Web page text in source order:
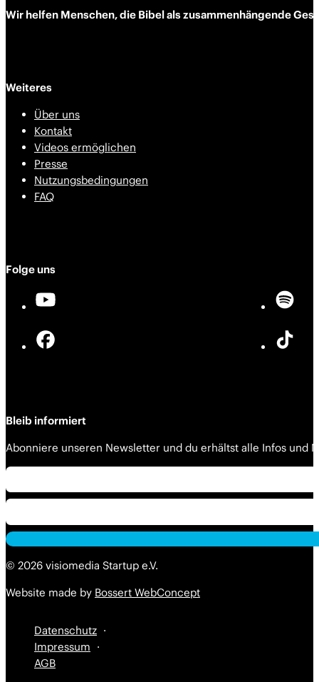
Wir helfen Menschen, die Bibel als zusammen­hängende
Weiteres
Über uns
Kontakt
Videos ermöglichen
Presse
Nutzungsbedingungen
FAQ
Folge uns
Bleib informiert
Abonniere unseren Newsletter und du erhältst alle Infos und
© 2026 visiomedia Startup e.V.
Website made by Bossert WebConcept
Datenschutz
Impressum
AGB